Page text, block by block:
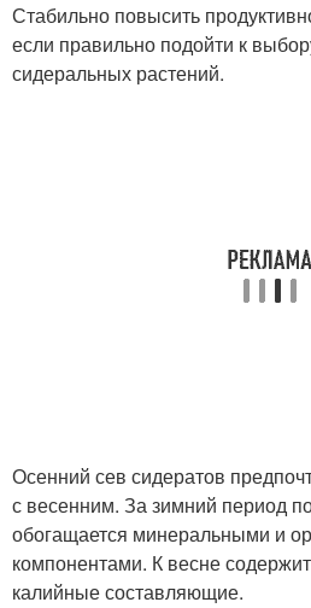
Стабильно повысить
если правильно подойти к
сидеральных растений.
Осенний сев сидератов
с весенним. За зимний период
обогащается минеральными и
компонентами. К весне
калийные составляющие.